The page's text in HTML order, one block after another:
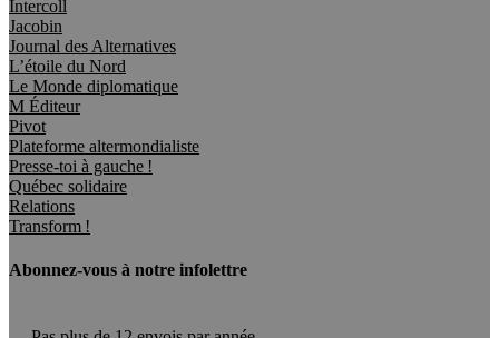
Intercoll
Jacobin
Journal des Alternatives
L’étoile du Nord
Le Monde diplomatique
M Éditeur
Pivot
Plateforme altermondialiste
Presse-toi à gauche !
Québec solidaire
Relations
Transform !
Abonnez-vous à notre infolettre